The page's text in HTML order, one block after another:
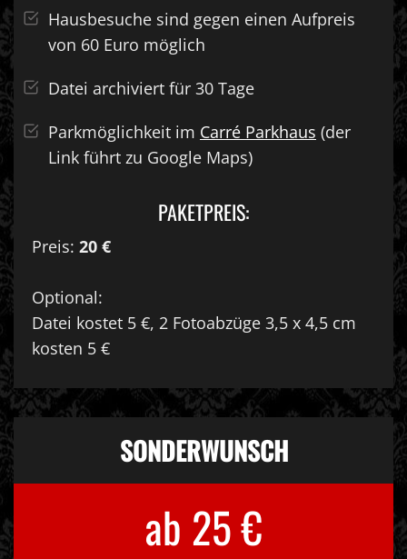
Hausbesuche sind gegen einen Aufpreis
von 60 Euro möglich
Datei archiviert für 30 Tage
Parkmöglichkeit im Carré Parkhaus (der
Link führt zu Google Maps)
PAKETPREIS:
Preis: 20 €
Optional:
Datei kostet 5 €, 2 Fotoabzüge 3,5 x 4,5 cm
kosten 5 €
SONDERWUNSCH
ab 25 €